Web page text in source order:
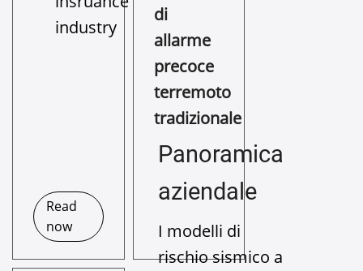
Read
now
di
allarme
precoce
terremoto
tradizionale
Panoramica
aziendale
I modelli di
rischio sismico a